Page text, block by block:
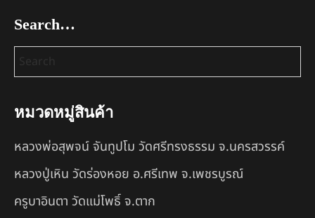
Search…
หมวดหมู่สินค้า
หลวงพ่อสุพจน์ จันทูปโม วัดศรีทรงธรรม จ.นครสวรรค์
หลวงปู่เหิน วัดร่องหอย อ.ศรีเทพ จ.เพชรบูรณ์
ครูบาอินตา วัดแม่โพธิ์ จ.ตาก